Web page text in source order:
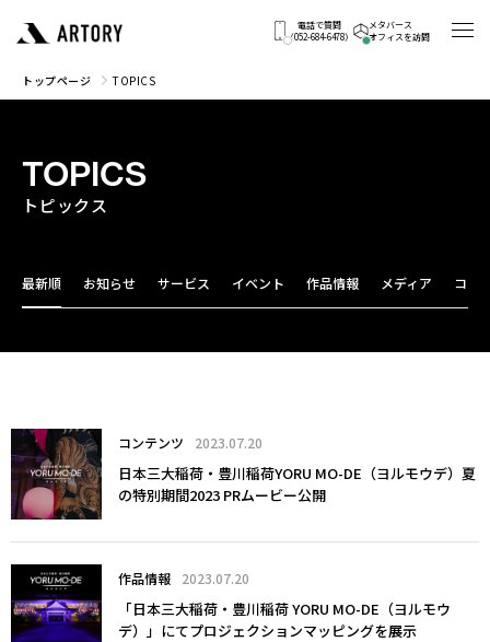
電話で質問
（052-684-6478）
メタバース
オフィスを訪問
トップページ TOPICS
TOPICS
トピックス
最新順 お知らせ サービス イベント 作品情報 メディア コン
コンテンツ 2023.07.20
日本三大稲荷・豊川稲荷YORU MO-DE（ヨルモウデ）夏
の特別期間2023 PRムービー公開
作品情報 2023.07.20
「日本三大稲荷・豊川稲荷 YORU MO-DE（ヨルモウ
デ）」にてプロジェクションマッピングを展示